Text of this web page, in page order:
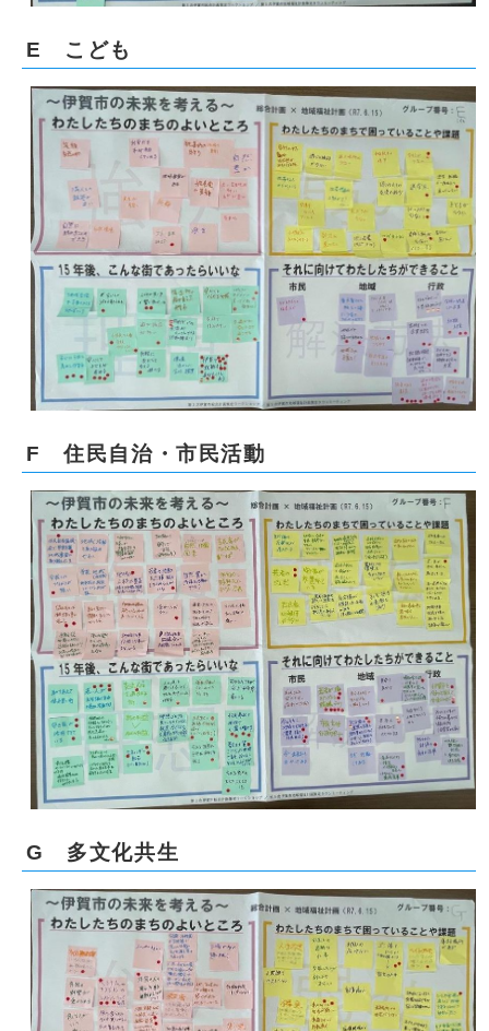
E こども
F 住民自治・市民活動
G 多文化共生